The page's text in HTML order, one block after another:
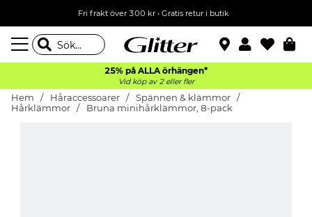
Fri frakt över 300 kr• Gratis retur i butik
25% på ALLA örhängen*
Vid köp av 2 eller fler
Hem Håraccessoarer
Spännen & klämmor
Hårklämmor
Bruna minihårklämmor, 8-pack